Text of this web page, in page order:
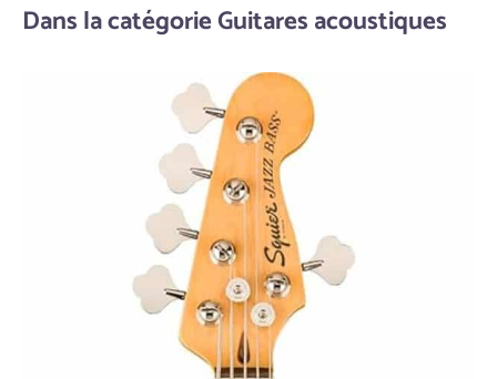
Dans la catégorie Guitares acoustiques